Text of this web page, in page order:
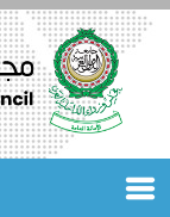
الرئيسية